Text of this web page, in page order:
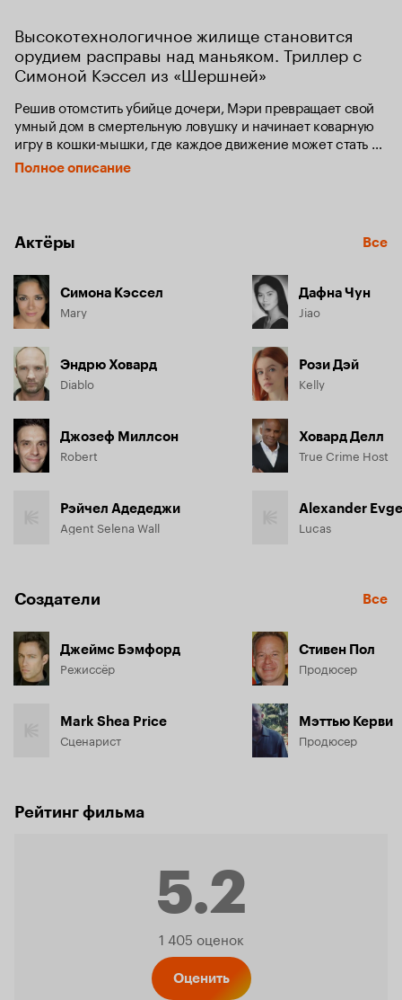
Высокотехнологичное жилище становится
орудием расправы над маньяком. Триллер с
Симоной Кэссел из «Шершней»
Решив отомстить убийце дочери, Мэри превращает свой
умный дом в смертельную ловушку и начинает коварную
игру в кошки-мышки, где каждое движение может стать
роковым. Вскоре игра превращается в испытание,
в котором жертва становится охотником.
Полное описание
Актёры Все
Симона Кэссел
Mary
Эндрю Ховард
Diablo
Джозеф Миллсон
Robert
Рэйчел Адедеджи
Agent Selena Wall
Дафна Чун
Jiao
Рози Дэй
Kelly
Ховард Делл
True Crime Host
Alexander
Lucas
Создатели Все
Джеймс Бэмфорд
Режиссёр
Mark Shea Price
Сценарист
Стивен Пол
Продюсер
Мэттью Керви
Продюсер
Рейтинг фильма
5.2
Рейтинг
1 405 оценок
Оценить